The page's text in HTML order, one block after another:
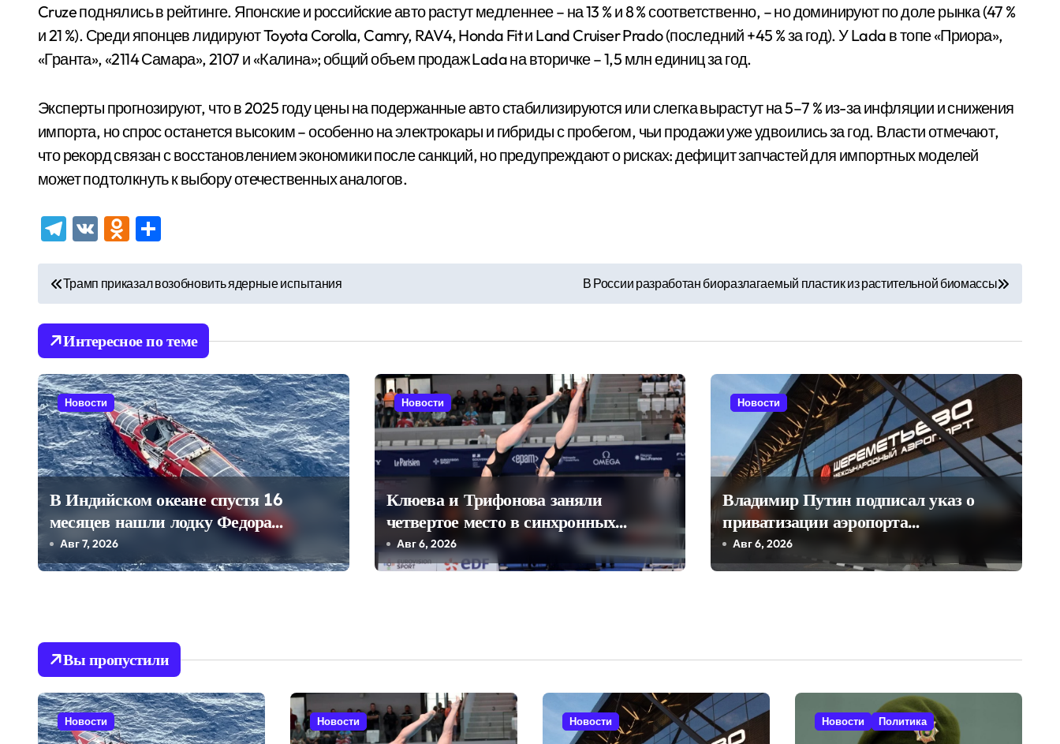
Cruze поднялись в рейтинге. Японские и российские авто растут медленнее – на 13 % и 8 % соответственно, – но доминируют по доле рынка (47 %
и 21 %). Среди японцев лидируют Toyota Corolla, Camry, RAV4, Honda Fit и Land Cruiser Prado (последний +45 % за год). У Lada в топе «Приора»,
«Гранта», «2114 Самара», 2107 и «Калина»; общий объем продаж Lada на вторичке – 1,5 млн единиц за год.
Эксперты прогнозируют, что в 2025 году цены на подержанные авто стабилизируются или слегка вырастут на 5–7 % из-за инфляции и снижения
импорта, но спрос останется высоким – особенно на электрокары и гибриды с пробегом, чьи продажи уже удвоились за год. Власти отмечают,
что рекорд связан с восстановлением экономики после санкций, но предупреждают о рисках: дефицит запчастей для импортных моделей
может подтолкнуть к выбору отечественных аналогов.
Telegram
VK Odnoklassniki
Н
а
и
г
а
ц
и
я
п
з
а
п
и
Трамп приказал возобновить ядерные испытания В России разработан биоразлагаемый пластик из растительной биомассы
Интересное по теме
Новости
В Индийском океане спустя 16
месяцев нашли лодку Федора
Конюхова
Авг 7, 2026
Новости
Клюева и Трифонова заняли
четвертое место в синхронных
прыжках в воду на чемпионате
Европы
Авг 6, 2026
Новости
Владимир Путин подписал указ о
приватизации аэропорта
Шереметьево
Авг 6, 2026
Вы пропустили
Новости Новости Новости Новости Политика